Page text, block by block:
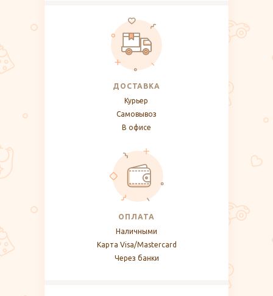
ДОСТАВКА
Курьер
Самовывоз
В офисе
ОПЛАТА
Наличными
Карта Visa/Mastercard
Через банки